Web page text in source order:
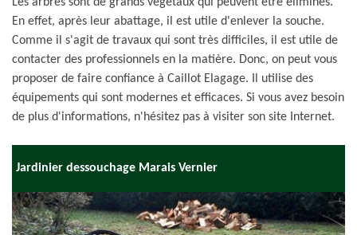
En effet, après leur abattage, il est utile d'enlever la souche.
Comme il s'agit de travaux qui sont très difficiles, il est utile de
contacter des professionnels en la matière. Donc, on peut vous
proposer de faire confiance à Caillot Elagage. Il utilise des
équipements qui sont modernes et efficaces. Si vous avez besoin
de plus d'informations, n'hésitez pas à visiter son site Internet.
Jardinier dessouchage Marais Vernier